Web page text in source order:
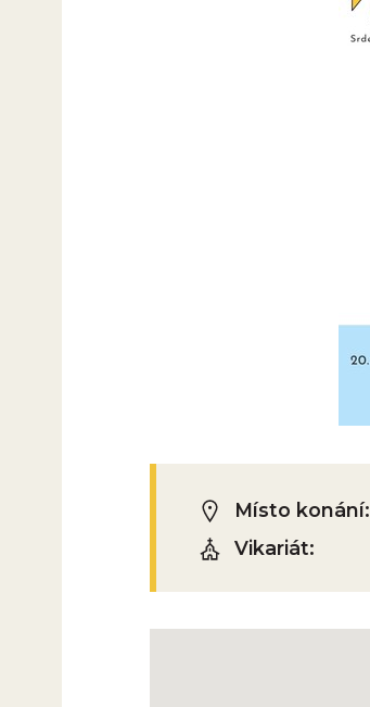
Místo konání:
Vikariát: